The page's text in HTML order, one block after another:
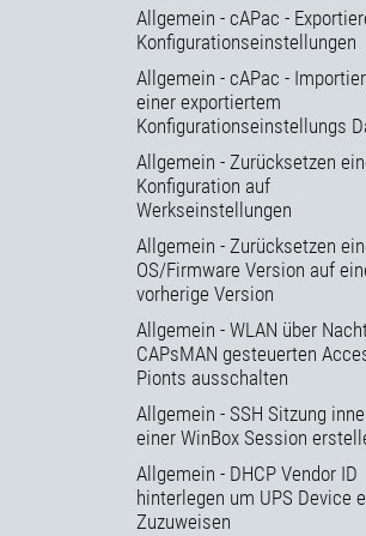
Allgemein - cAPac -
Konfigurationseinstellungen
Allgemein - cAPac -
einer exportiertem
Konfigurationseinstellungs
Allgemein - Zurücksetzen
Konfiguration auf
Werkseinstellungen
Allgemein - Zurücksetzen
OS/Firmware Version auf
vorherige Version
Allgemein - WLAN über
CAPsMAN gesteuerten
Pionts ausschalten
Allgemein - SSH Sitzung
einer WinBox Session
Allgemein - DHCP Vendor ID
hinterlegen um UPS Device
Zuzuweisen